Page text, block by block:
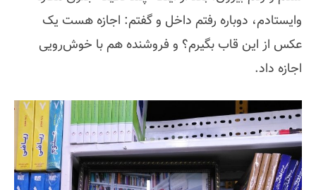
وایستادم، دوباره رفتم داخل و گفتم: اجازه هست یک
عکس از این قاب بگیرم؟ و فروشنده هم با خوش‌رویی
اجازه داد.